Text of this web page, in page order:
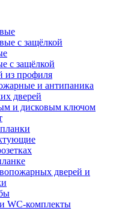
с защёлкой
с защёлкой
из профиля
и антипаника
дверей
и дисковым ключом
дверей и
WC-комплекты